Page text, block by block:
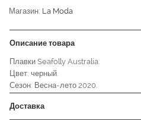
Магазин: La Moda
Описание товара
Плавки Seafolly Australia.
Цвет: черный.
Сезон: Весна-лето 2020.
Доставка